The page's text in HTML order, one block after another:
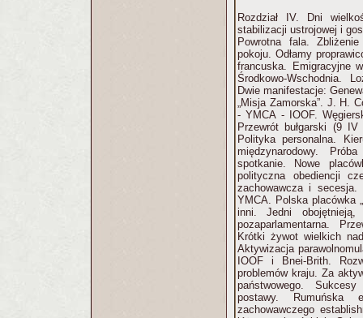
Rozdział IV. Dni
stabilizacji ustrojowej i
Powrotna fala.
pokoju. Odłamy
francuska. Emigracyjne
Środkowo-Wschodnia.
Dwie manifestacje:
„Misja Zamorska”. J. H.
- YMCA - IOOF.
Przewrót bułgarski (9
Polityka personalna.
międzynarodowy.
spotkanie. Nowe
polityczna obediencji
zachowawcza i
YMCA. Polska placówka
inni. Jedni
pozaparlamentarna.
Krótki żywot wielkich
Aktywizacja
IOOF i Bnei-Brith.
problemów kraju. Za
państwowego.
postawy.
zachowawczego